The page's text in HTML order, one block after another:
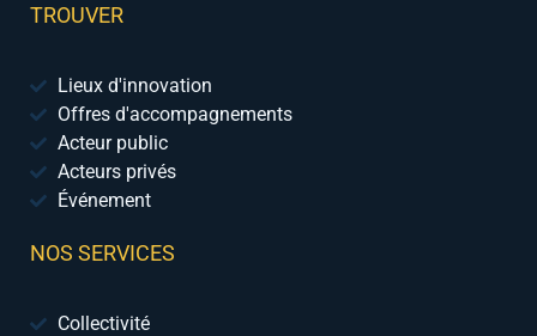
TROUVER
Lieux d'innovation
Offres d'accompagnements
Acteur public
Acteurs privés
Événement
NOS SERVICES
Collectivité